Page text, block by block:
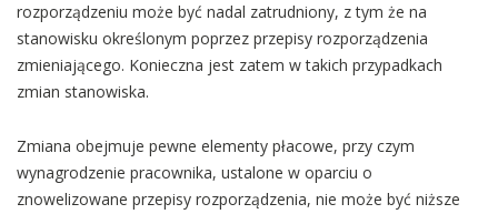
rozporządzeniu może być nadal zatrudniony, z tym że na
stanowisku określonym poprzez przepisy rozporządzenia
zmieniającego. Konieczna jest zatem w takich przypadkach
zmian stanowiska.
Zmiana obejmuje pewne elementy płacowe, przy czym
wynagrodzenie pracownika, ustalone w oparciu o
znowelizowane przepisy rozporządzenia, nie może być niższe